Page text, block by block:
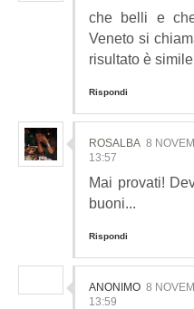
che belli e
Veneto si
risultato è simile
Rispondi
ROSALBA 8
13:57
Mai provati!
buoni...
Rispondi
ANONIMO 8
13:59